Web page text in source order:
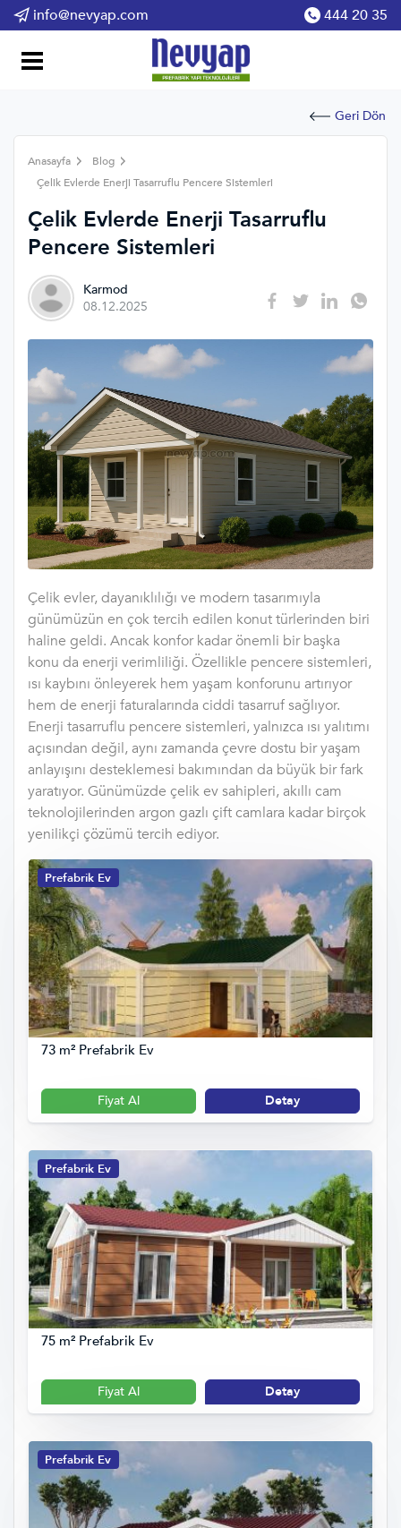
info@nevyap.com 444 20 35
Geri Dön
Anasayfa
Blog
Çelik Evlerde Enerji Tasarruflu Pencere Sistemleri
Çelik Evlerde Enerji Tasarruflu
Pencere Sistemleri
Karmod
08.12.2025
Çelik evler, dayanıklılığı ve modern tasarımıyla
günümüzün en çok tercih edilen konut türlerinden biri
haline geldi. Ancak konfor kadar önemli bir başka
konu da enerji verimliliği. Özellikle pencere sistemleri,
ısı kaybını önleyerek hem yaşam konforunu artırıyor
hem de enerji faturalarında ciddi tasarruf sağlıyor.
Enerji tasarruflu pencere sistemleri, yalnızca ısı yalıtımı
açısından değil, aynı zamanda çevre dostu bir yaşam
anlayışını desteklemesi bakımından da büyük bir fark
yaratıyor. Günümüzde çelik ev sahipleri, akıllı cam
teknolojilerinden argon gazlı çift camlara kadar birçok
yenilikçi çözümü tercih ediyor.
Prefabrik Ev
73 m² Prefabrik Ev
Fiyat Al Detay
Prefabrik Ev
75 m² Prefabrik Ev
Fiyat Al Detay
Prefabrik Ev